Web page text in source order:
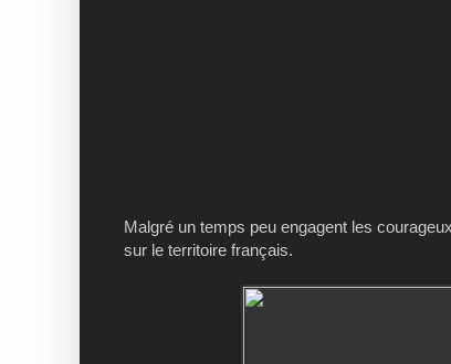
Malgré un temps peu engagent les
sur le territoire français.